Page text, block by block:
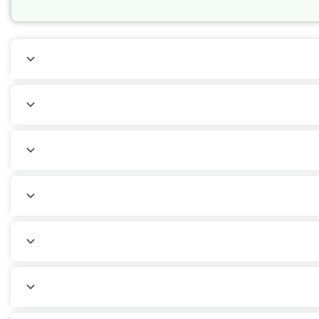
دارد، ممکن است با انتخاب یک مشاور ترک اعتیاد خانم احساس
به او این امکان را می‌دهد که حتی
بزرگی که انزوای اجتماعی شایع‌تر است، ممکن است جستجوی یک